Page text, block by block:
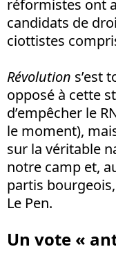
réformistes ont
candidats de
ciottistes
Révolution s’est
opposé à cette
d’empêcher le
le moment),
sur la véritable
notre camp et,
partis
Le Pen.
Un vote «